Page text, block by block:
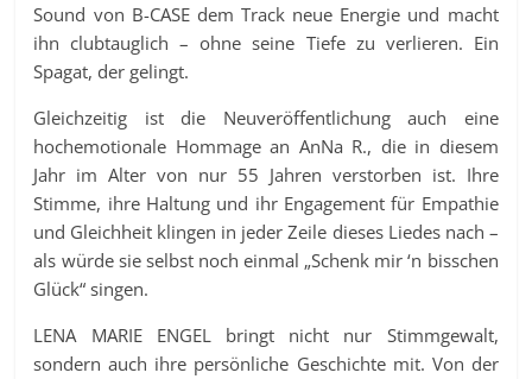
Sound von B-CASE dem Track neue Energie und macht
ihn clubtauglich – ohne seine Tiefe zu verlieren. Ein
Spagat, der gelingt.
Gleichzeitig ist die Neuveröffentlichung auch eine
hochemotionale Hommage an AnNa R., die in diesem
Jahr im Alter von nur 55 Jahren verstorben ist. Ihre
Stimme, ihre Haltung und ihr Engagement für Empathie
und Gleichheit klingen in jeder Zeile dieses Liedes nach –
als würde sie selbst noch einmal „Schenk mir ‘n bisschen
Glück“ singen.
LENA MARIE ENGEL bringt nicht nur Stimmgewalt,
sondern auch ihre persönliche Geschichte mit. Von der